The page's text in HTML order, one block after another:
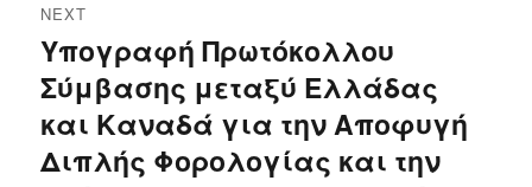
NEXT
Next
post:
Υπογραφή Πρωτόκολλου
Σύμβασης μεταξύ Ελλάδας
και Καναδά για την Αποφυγή
Διπλής Φορολογίας και την